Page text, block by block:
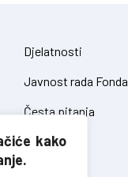
kako
Djelatnosti
Javnost rada Fonda
Česta pitanja
Zakoni